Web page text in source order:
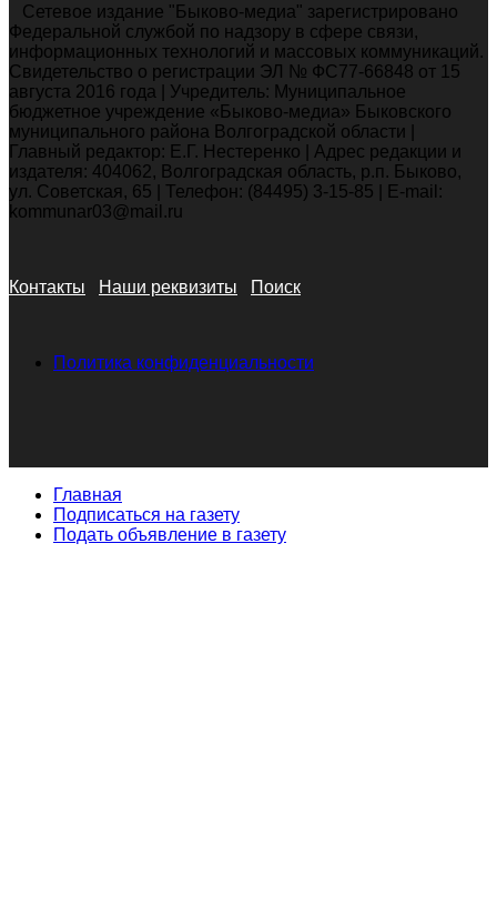
Сетевое издание "Быково-медиа" зарегистрировано
Федеральной службой по надзору в сфере связи,
информационных технологий и массовых коммуникаций.
Свидетельство о регистрации ЭЛ № ФС77-66848 от 15
августа 2016 года | Учредитель: Муниципальное
бюджетное учреждение «Быково-медиа» Быковского
муниципального района Волгоградской области |
Главный редактор: Е.Г. Нестеренко | Адрес редакции и
издателя: 404062, Волгоградская область, р.п. Быково,
ул. Советская, 65 | Телефон: (84495) 3-15-85 | E-mail:
kommunar03@mail.ru
Контакты Наши реквизиты Поиск
Политика конфиденциальности
Главная
Подписаться на газету
Подать объявление в газету